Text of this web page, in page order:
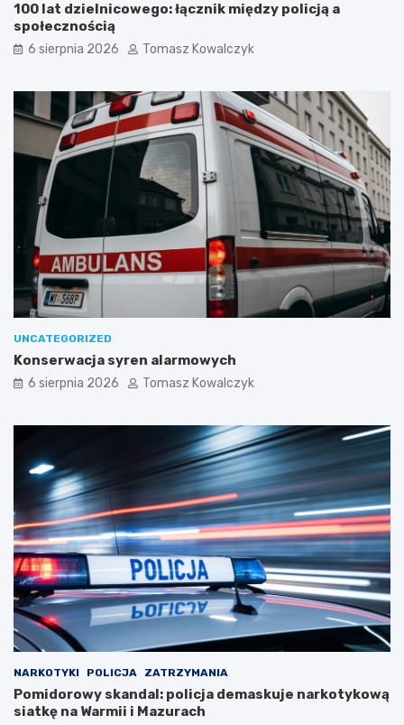
100 lat dzielnicowego: łącznik między policją a
społecznością
6 sierpnia 2026 Tomasz Kowalczyk
UNCATEGORIZED
Konserwacja syren alarmowych
6 sierpnia 2026 Tomasz Kowalczyk
NARKOTYKI POLICJA ZATRZYMANIA
Pomidorowy skandal: policja demaskuje narkotykową
siatkę na Warmii i Mazurach